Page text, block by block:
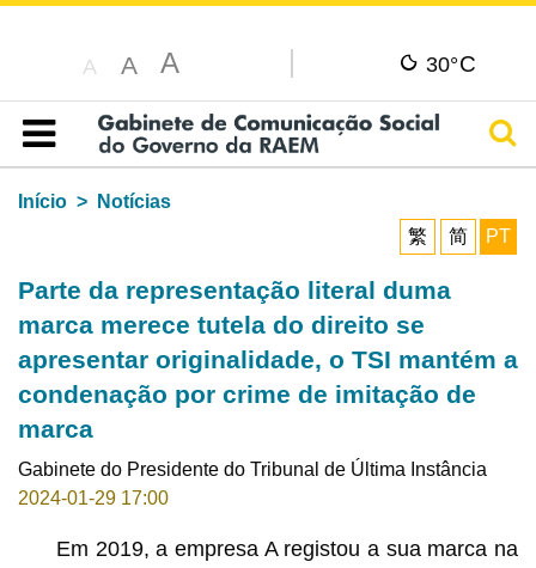
A A A 30°C
Índice
Início
Notícias
繁
简 PT
Parte da representação literal duma
marca merece tutela do direito se
apresentar originalidade, o TSI mantém a
condenação por crime de imitação de
marca
Gabinete do Presidente do Tribunal de Última Instância
2024-01-29 17:00
Em 2019, a empresa A registou a sua marca na